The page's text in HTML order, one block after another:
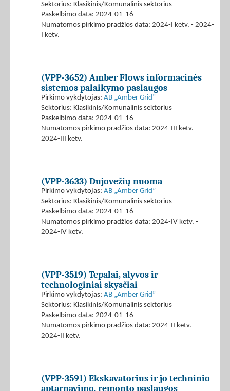
Sektorius: Klasikinis/Komunalinis sektorius
Paskelbimo data: 2024-01-16
Numatomos pirkimo pradžios data: 2024-I ketv. - 2024-
I ketv.
(VPP-3652) Amber Flows informacinės
sistemos palaikymo paslaugos
Pirkimo vykdytojas: AB „Amber Grid”
Sektorius: Klasikinis/Komunalinis sektorius
Paskelbimo data: 2024-01-16
Numatomos pirkimo pradžios data: 2024-III ketv. -
2024-III ketv.
(VPP-3633) Dujovežių nuoma
Pirkimo vykdytojas: AB „Amber Grid”
Sektorius: Klasikinis/Komunalinis sektorius
Paskelbimo data: 2024-01-16
Numatomos pirkimo pradžios data: 2024-IV ketv. -
2024-IV ketv.
(VPP-3519) Tepalai, alyvos ir
technologiniai skysčiai
Pirkimo vykdytojas: AB „Amber Grid”
Sektorius: Klasikinis/Komunalinis sektorius
Paskelbimo data: 2024-01-16
Numatomos pirkimo pradžios data: 2024-II ketv. -
2024-II ketv.
(VPP-3591) Ekskavatorius ir jo techninio
aptarnavimo, remonto paslaugos